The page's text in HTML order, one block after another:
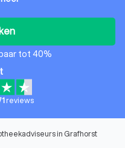
tot 40%
reviews
in Grafhorst